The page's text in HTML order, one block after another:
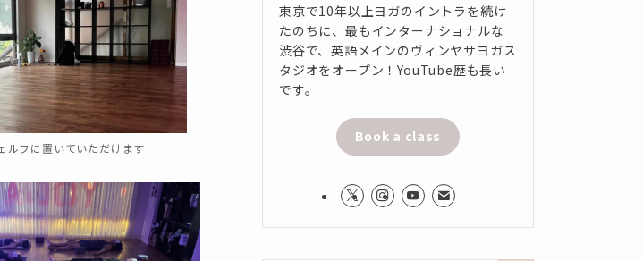
ルフに置いていただけます
東京で10年以上ヨガのイントラを続け
たのちに、最もインターナショナルな
渋谷で、英語メインのヴィンヤサヨガス
タジオをオープン！YouTube歴も長い
です。
Book a class